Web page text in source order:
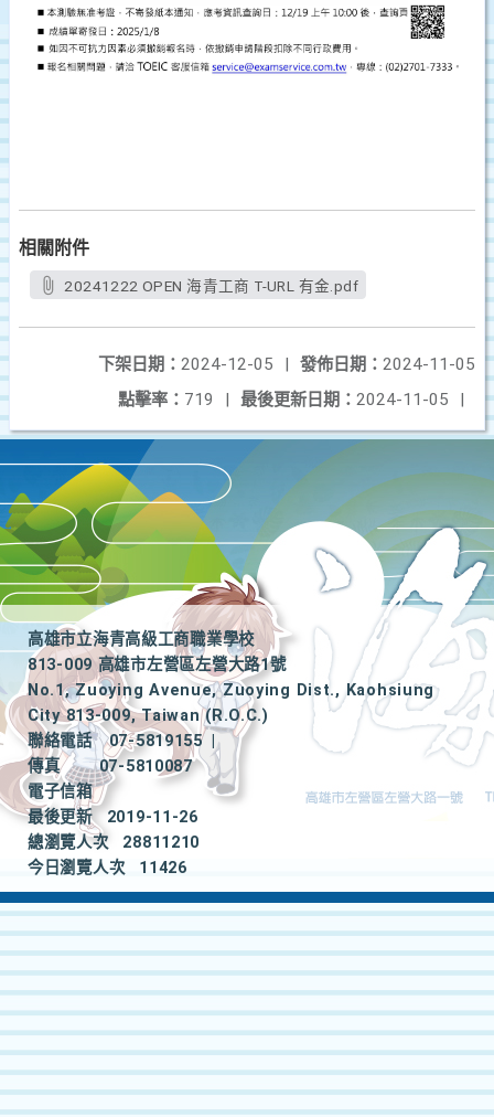
相關附件
20241222 OPEN 海青工商 T-URL 有金.pdf
發佈日期： 2024-11-05
下架日期： 2024-12-05
|
最後更新日期： 2024-11-05 |
點擊率： 719 |
高雄市立海青高級工商職業學校
813-009 高雄市左營區左營大路1號
No.1, Zuoying Avenue, Zuoying Dist., Kaohsiung
City 813-009, Taiwan (R.O.C.)
聯絡電話
07-5819155
|
傳真
07-5810087
電子信箱
最後更新
2019-11-26
總瀏覽人次
28811210
今日瀏覽人次
11426